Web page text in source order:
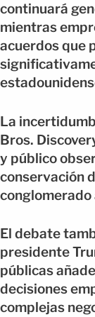
continuará
mientras
acuerdos que
La
Bros.
y público
conservación
El debate
presidente
públicas
decisiones
complejas